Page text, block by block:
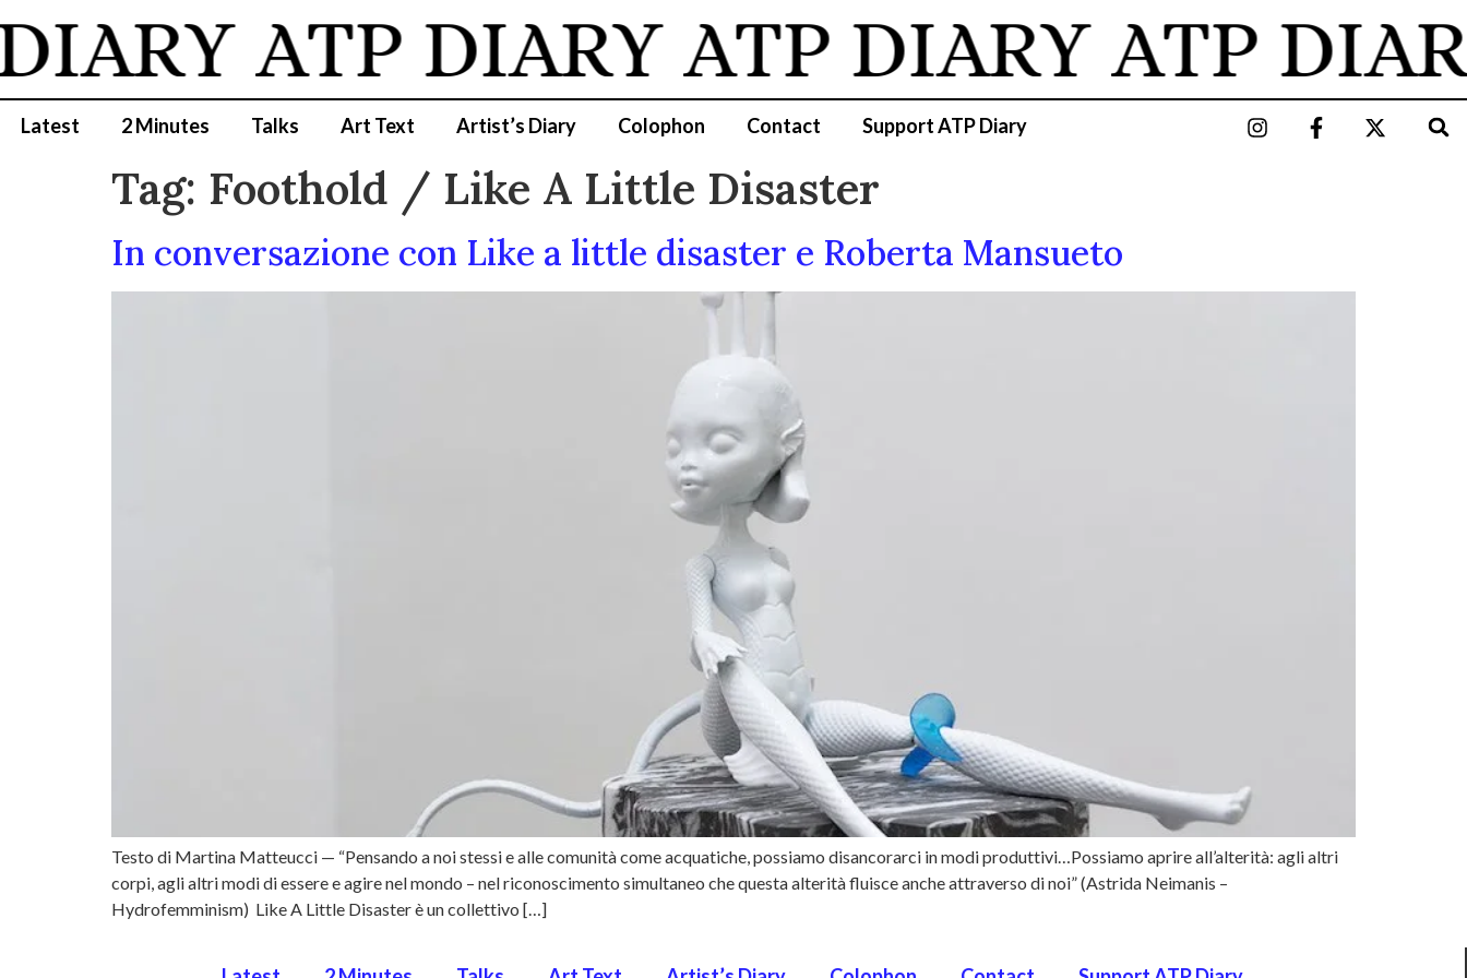
ATP DIARY ATP DIARY ATP
Latest 2 Minutes Talks Art Text Artist’s Diary Colophon Contact Support ATP Diary
Tag: Foothold / Like A Little Disaster
In conversazione con Like a little disaster e Roberta Mansueto
Testo di Martina Matteucci — “Pensando a noi stessi e alle comunità come acquatiche, possiamo disancorarci in modi produttivi…Possiamo aprire all’alterità: agli altri
corpi, agli altri modi di essere e agire nel mondo – nel riconoscimento simultaneo che questa alterità fluisce anche attraverso di noi” (Astrida Neimanis –
Hydrofemminism) Like A Little Disaster è un collettivo […]